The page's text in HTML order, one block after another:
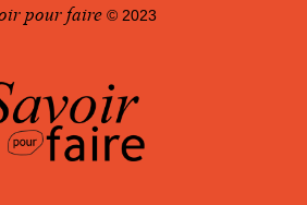
100
pour faire © 2023